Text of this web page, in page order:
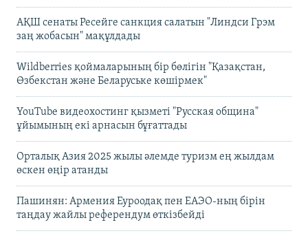
АҚШ сенаты Ресейге санкция салатын "Линдси Грэм
заң жобасын" мақұлдады
Wildberries қоймаларының бір бөлігін "Қазақстан,
Өзбекстан және Беларуське көшірмек"
YouTube видеохостинг қызметі "Русская община"
ұйымының екі арнасын бұғаттады
Орталық Азия 2025 жылы әлемде туризм ең жылдам
өскен өңір атанды
Пашинян: Армения Еуроодақ пен ЕАЭО-ның бірін
таңдау жайлы референдум өткізбейді